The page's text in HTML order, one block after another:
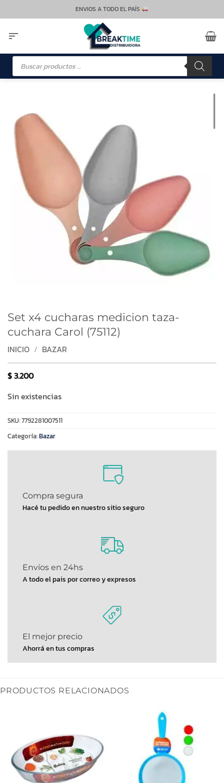
al
contenido
ENVIOS A TODO EL PAÍS
Búsqueda
productos
Set x4 cucharas medicion taza-
cuchara Carol (75112)
INICIO / BAZAR
$3.200
Sin existencias
SKU:7792281007511
Categoría:Bazar
Compra segura
Hacé tu pedido en nuestro sitio seguro
Envíos en 24hs
A todo el pais por correo y expresos
El mejor precio
Ahorrá en tus compras
PRODUCTOS RELACIONADOS